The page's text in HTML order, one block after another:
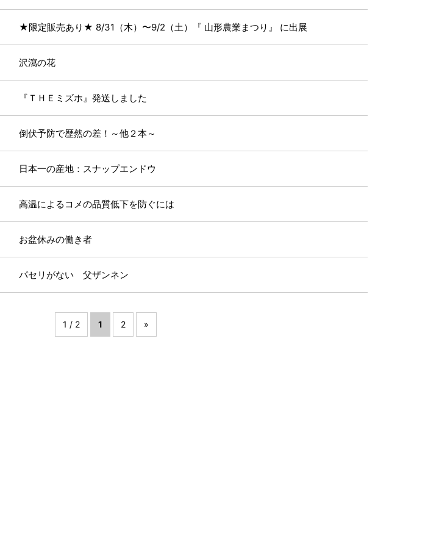
★限定販売あり★ 8/31（木）〜9/2（土）『 山形農業まつり』 に出展
沢瀉の花
『ＴＨＥミズホ』発送しました
倒伏予防で歴然の差！～他２本～
日本一の産地：スナップエンドウ
高温によるコメの品質低下を防ぐには
お盆休みの働き者
パセリがない 父ザンネン
1 / 2 1 2 »